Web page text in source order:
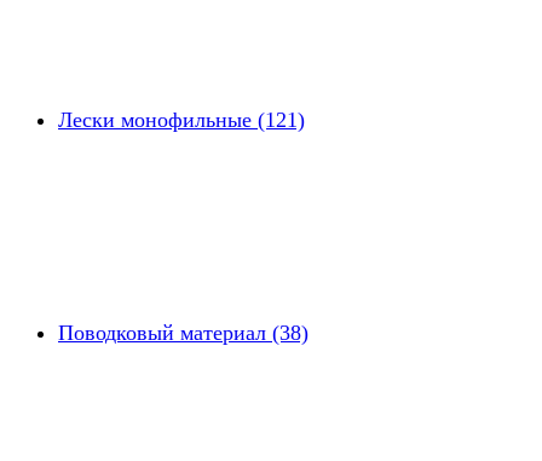
Лески монофильные (121)
Поводковый материал (38)